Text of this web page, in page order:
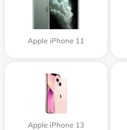
Apple iPhone 11
Apple iPhone 13